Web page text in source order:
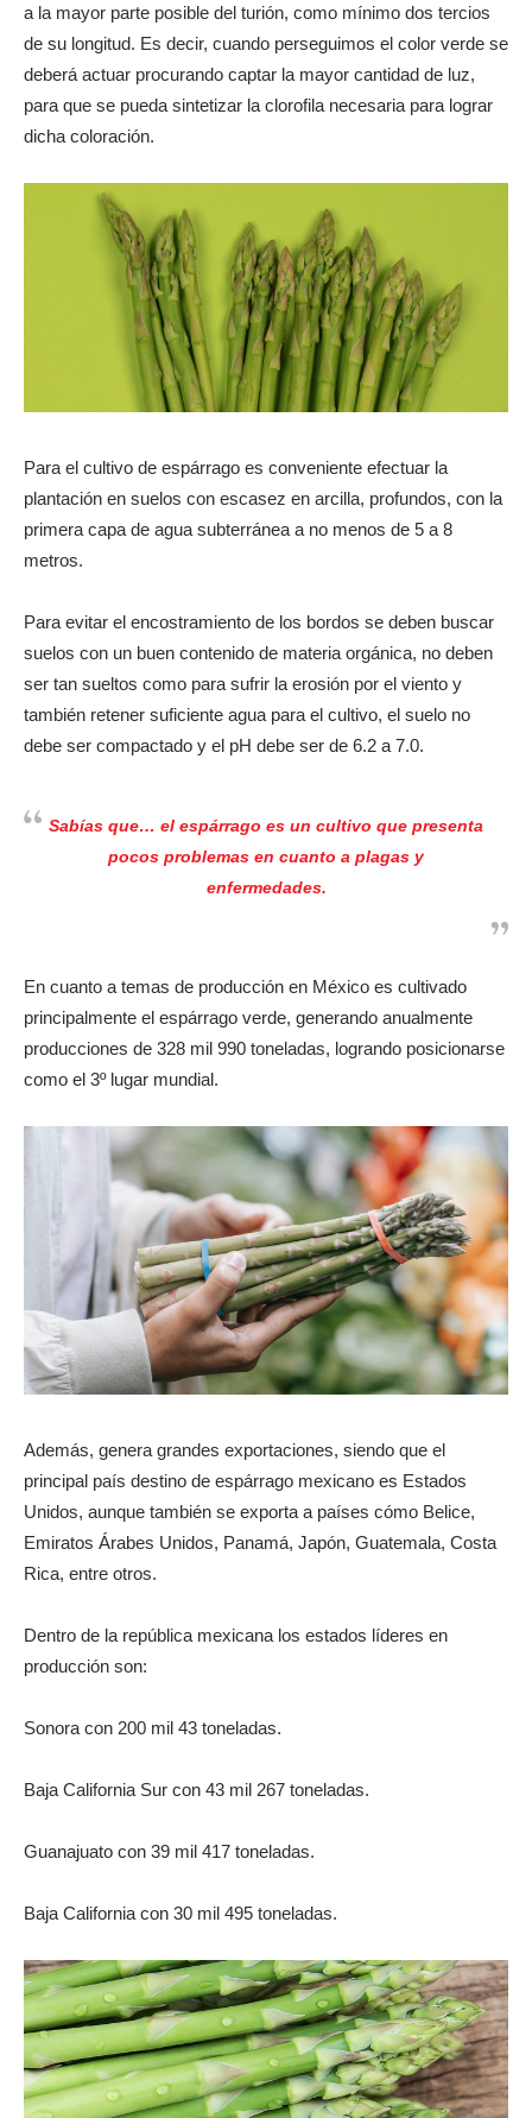
a la mayor parte posible del turión, como mínimo dos tercios
de su longitud. Es decir, cuando perseguimos el color verde se
deberá actuar procurando captar la mayor cantidad de luz,
para que se pueda sintetizar la clorofila necesaria para lograr
dicha coloración.
Para el cultivo de espárrago es conveniente efectuar la
plantación en suelos con escasez en arcilla, profundos, con la
primera capa de agua subterránea a no menos de 5 a 8
metros.
Para evitar el encostramiento de los bordos se deben buscar
suelos con un buen contenido de materia orgánica, no deben
ser tan sueltos como para sufrir la erosión por el viento y
también retener suficiente agua para el cultivo, el suelo no
debe ser compactado y el pH debe ser de 6.2 a 7.0.
Sabías que… el espárrago es un cultivo que presenta
pocos problemas en cuanto a plagas y
enfermedades.
En cuanto a temas de producción en México es cultivado
principalmente el espárrago verde, generando anualmente
producciones de 328 mil 990 toneladas, logrando posicionarse
como el 3º lugar mundial.
Además, genera grandes exportaciones, siendo que el
principal país destino de espárrago mexicano es Estados
Unidos, aunque también se exporta a países cómo Belice,
Emiratos Árabes Unidos, Panamá, Japón, Guatemala, Costa
Rica, entre otros.
Dentro de la república mexicana los estados líderes en
producción son:
Sonora con 200 mil 43 toneladas.
Baja California Sur con 43 mil 267 toneladas.
Guanajuato con 39 mil 417 toneladas.
Baja California con 30 mil 495 toneladas.